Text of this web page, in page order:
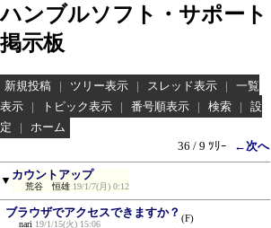
ハンブルソフト・サポート
掲示板
新規投稿 | ツリー表示 | スレッド表示 |
一覧
表示
| トピック表示 | 番号順表示 | 検索 |
設
定
|
ホーム
36 / 9 ﾂﾘｰ
←次へ
▼ カウントアップ
荒谷 恒雄 19/1/7(月) 0:12
ブラウザでアクセスできますか？
nari 19/1/15(火) 15:06
(F)